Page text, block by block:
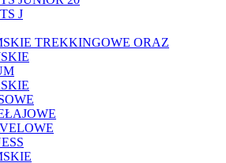
J
TREKKINGOWE ORAZ